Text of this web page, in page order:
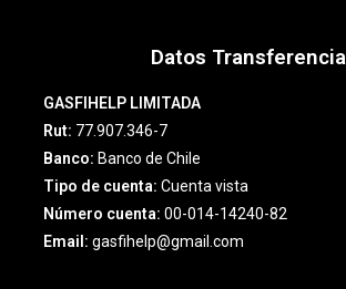
Datos Transferencia
GASFIHELP LIMITADA
Rut: 77.907.346-7
Banco: Banco de Chile
Tipo de cuenta: Cuenta vista
Número cuenta: 00-014-14240-82
Email: gasfihelp@gmail.com